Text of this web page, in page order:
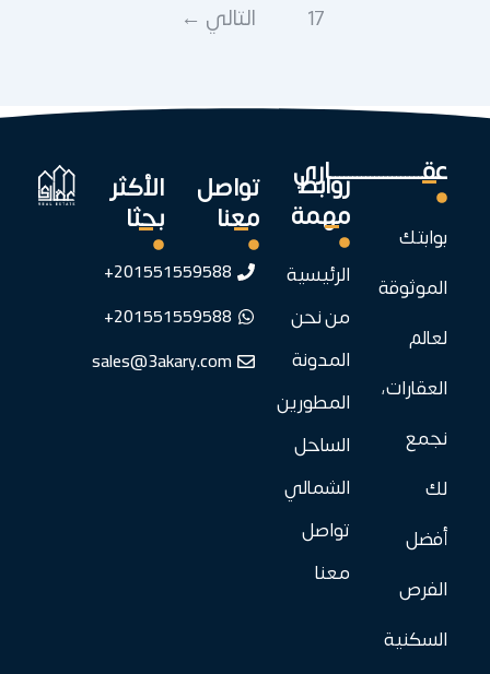
17
التالي ←
عقـــــــــــــــــــــاري
بوابتك
الموثوقة
لعالم
العقارات،
نجمع
لك
أفضل
الفرص
السكنية
روابط
مهمة
الرئيسية
من نحن
المدونة
المطورين
الساحل
الشمالي
تواصل
معنا
تواصل
معنا
201551559588+
201551559588+
sales@3akary.com
الأكثر
بحثا